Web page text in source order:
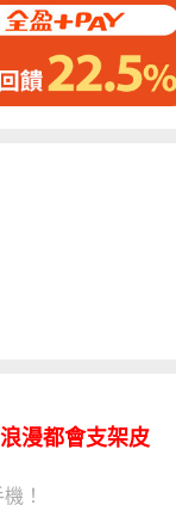
漫都會支架皮
！